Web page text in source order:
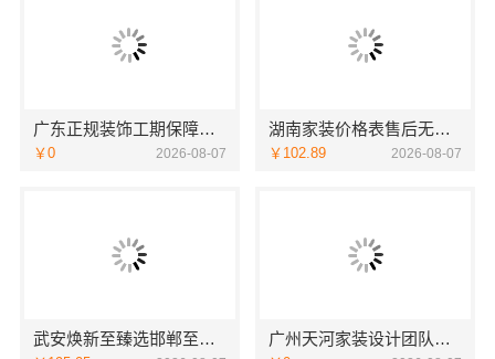
广东正规装饰工期保障，广东鼎饰空间装饰工程有限公司放心
￥0 2026-08-07
湖南家装价格表售后无忧，湖南创益讯建筑透明承诺
￥102.89 2026-08-07
武安焕新至臻选邯郸至臻全宅新材料有限公司 广州天河家装设计团队拎包入住？精匠饰家全铝家居